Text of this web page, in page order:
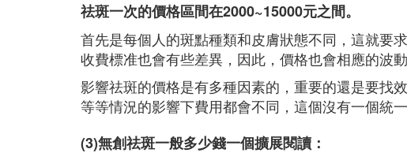
祛斑一次的價格區間在2000~15000元之間。
首先是每個人的斑點種類和皮膚狀態不同，這就要
收費標准也會有些差異，因此，價格也會相應的波動
影響祛斑的價格是有多種因素的，重要的還是要找
等等情況的影響下費用都會不同，這個沒有一個統
(3)無創祛斑一般多少錢一個擴展閱讀：